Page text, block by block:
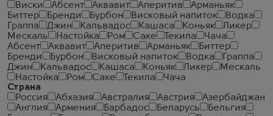
Виски
Абсент Аквавит Аперитив
Арманьяк
Биттер
Бренди Бурбон Висковый напиток
Водка
Граппа
Джин Кальвадос Кашаса Коньяк
Ликер
Мескаль
Настойка Ром Саке Текила
Чача
Абсент
Аквавит Аперитив Арманьяк
Биттер
Бренди
Бурбон Висковый напиток Водка
Граппа
Джин
Кальвадос Кашаса Коньяк Ликер
Мескаль
Настойка
Ром Саке Текила
Чача
Страна
Россия
Абхазия Австралия Австрия
Азербайджан
Англия
Армения Барбадос Беларусь
Бельгия